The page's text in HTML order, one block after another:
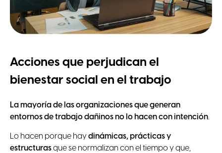
Acciones que perjudican el
bienestar social en el trabajo
La mayoría de las organizaciones que generan
entornos de trabajo dañinos no lo hacen con intención.
Lo hacen porque haydinámicas, prácticas y
estructurasque se normalizan con el tiempo y que,